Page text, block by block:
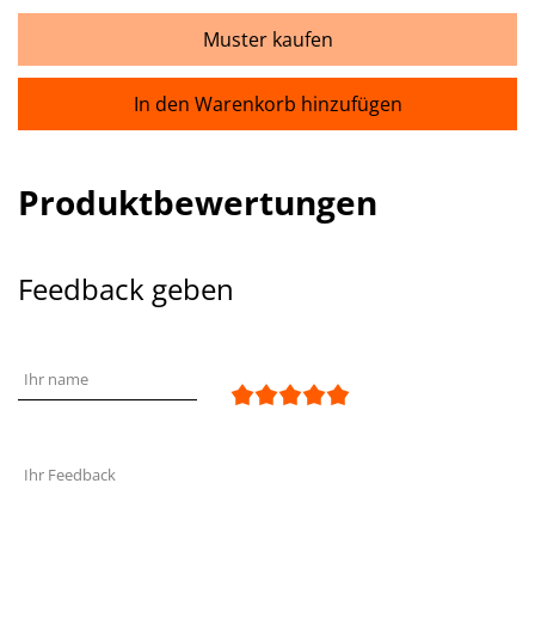
Muster kaufen
In den Warenkorb hinzufügen
Produktbewertungen
Feedback geben
Ihr name
Ihr Feedback